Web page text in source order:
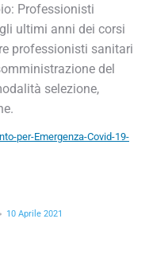
Professionisti
ultimi anni dei corsi
professionisti sanitari
del
selezione,
per-Emergenza-Covid-19-
10 Aprile 2021